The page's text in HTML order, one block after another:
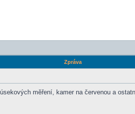
Zpráva
měření, kamer na červenou a